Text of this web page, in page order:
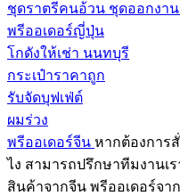
ชุดราตรีคนอ้วน ชุดออกงา
พรีออเดอร์ญี่ปุ่น
โกดังให้เช่า นนทบุรี
กระเป๋าราคาถูก
รับจัดบุฟเฟ่ต์
ผมร่วง
พรีออเดอร์จีน หากต้องการ
ไง สามารถปรึกษาทีมงานเ
สินค้าจากจีน พรีออเดอร์จา